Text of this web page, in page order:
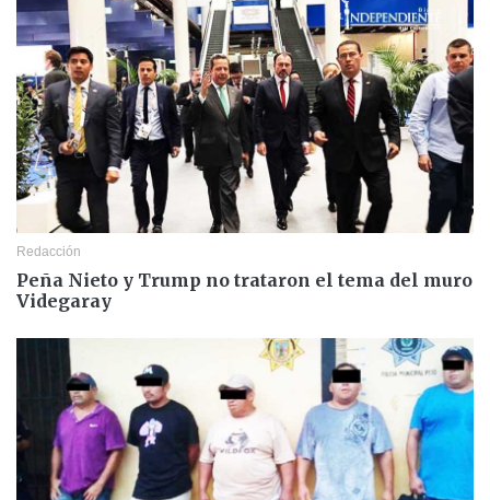
Redacción
Peña Nieto y Trump no trataron el tema del muro
Videgaray